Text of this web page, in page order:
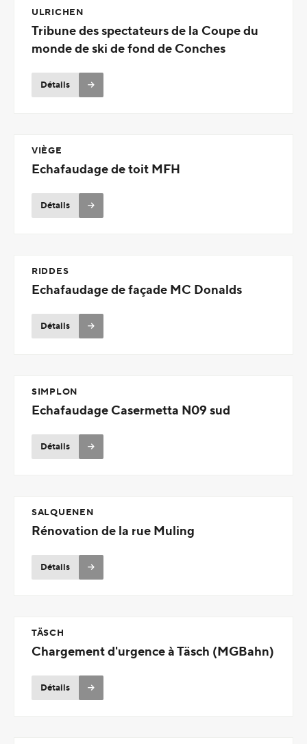
ULRICHEN
Tribune des spectateurs de la Coupe du
monde de ski de fond de Conches
Détails
VIÈGE
Echafaudage de toit MFH
Détails
RIDDES
Echafaudage de façade MC Donalds
Détails
SIMPLON
Echafaudage Casermetta N09 sud
Détails
SALQUENEN
Rénovation de la rue Muling
Détails
TÄSCH
Chargement d'urgence à Täsch (MGBahn)
Détails